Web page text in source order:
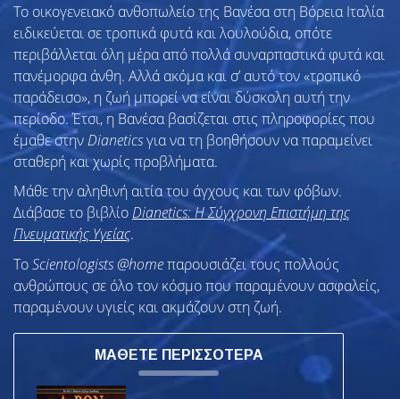
Το οικογενειακό ανθοπωλείο της Βανέσα στη Βόρεια Ιταλία
ειδικεύεται σε τροπικά φυτά και λουλούδια, οπότε
περιβάλλεται όλη μέρα από πολλά συναρπαστικά φυτά και
πανέμορφα άνθη. Αλλά ακόμα και σ’ αυτό τον «τροπικό
παράδεισο», η ζωή μπορεί να είναι δύσκολη αυτή την
περίοδο. Έτσι, η Βανέσα βασίζεται στις πληροφορίες που
έμαθε στηνDianeticsγια να τη βοηθήσουν να παραμείνει
σταθερή και χωρίς προβλήματα.
Μάθε την αληθινή αιτία του άγχους και των φόβων.
Διάβασε το βιβλίοDianetics: Η Σύγχρονη Επιστήμη της
Πνευματικής Υγείας.
ToScientologists @homeπαρουσιάζει τους πολλούς
ανθρώπους σε όλο τον κόσμο που παραμένουν ασφαλείς,
παραμένουν υγιείς και ακμάζουν στη ζωή.
ΜΑΘΕΤΕ ΠΕΡΙΣΣΟΤΕΡΑ